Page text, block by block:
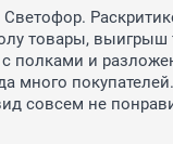
товары, выигрыш
полками и
много
совсем не